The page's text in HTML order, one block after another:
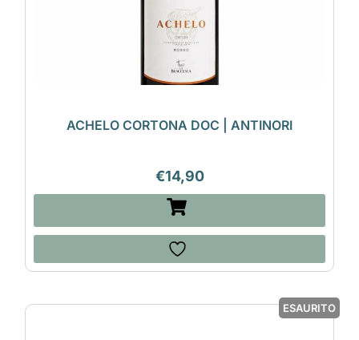
ACHELO CORTONA DOC | ANTINORI
€14,90
ESAURITO